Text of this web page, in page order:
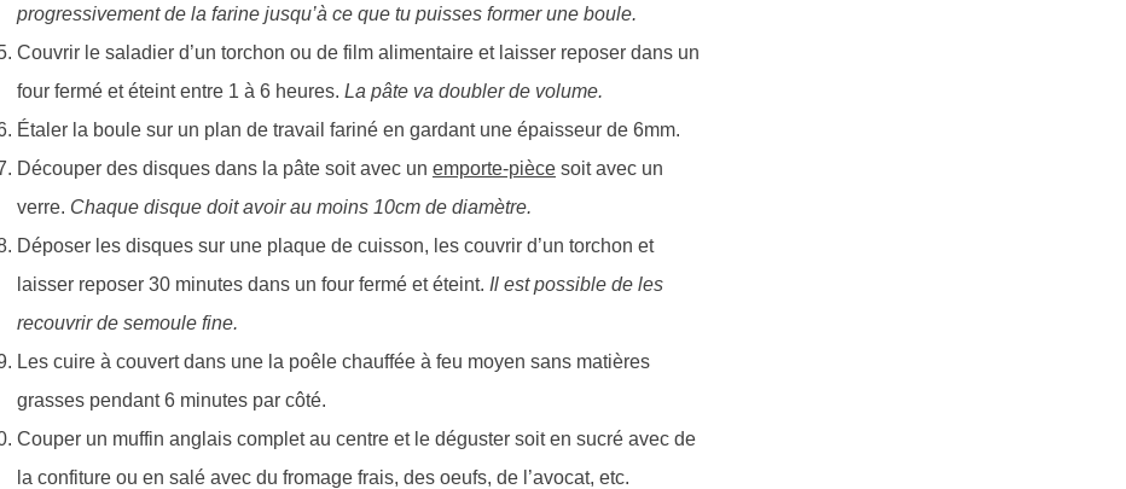
progressivement de la farine jusqu’à ce que tu puisses former une boule.
Couvrir le saladier d’un torchon ou de film alimentaire et laisser reposer dans un
four fermé et éteint entre 1 à 6 heures. La pâte va doubler de volume.
Étaler la boule sur un plan de travail fariné en gardant une épaisseur de 6mm.
Découper des disques dans la pâte soit avec un emporte-piècesoit avec un
verre. Chaque disque doit avoir au moins 10cm de diamètre.
Déposer les disques sur une plaque de cuisson, les couvrir d’un torchon et
laisser reposer 30 minutes dans un four fermé et éteint. Il est possible de les
recouvrir de semoule fine.
Les cuire à couvert dans une la poêle chauffée à feu moyen sans matières
grasses pendant 6 minutes par côté.
Couper un muffin anglais complet au centre et le déguster soit en sucré avec de
la confiture ou en salé avec du fromage frais, des oeufs, de l’avocat, etc.